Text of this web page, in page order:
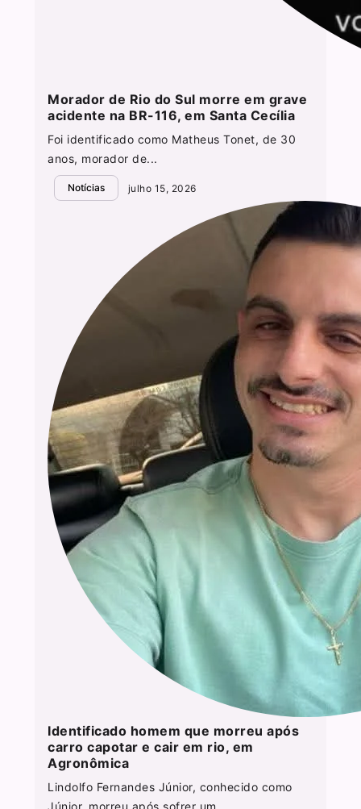
Morador de Rio do Sul morre em grave
acidente na BR-116, em Santa Cecília
Foi identificado como Matheus Tonet, de 30
anos, morador de...
Notícias julho 15, 2026
Identificado homem que morreu após
carro capotar e cair em rio, em
Agronômica
Lindolfo Fernandes Júnior, conhecido como
Júnior, morreu após sofrer um...